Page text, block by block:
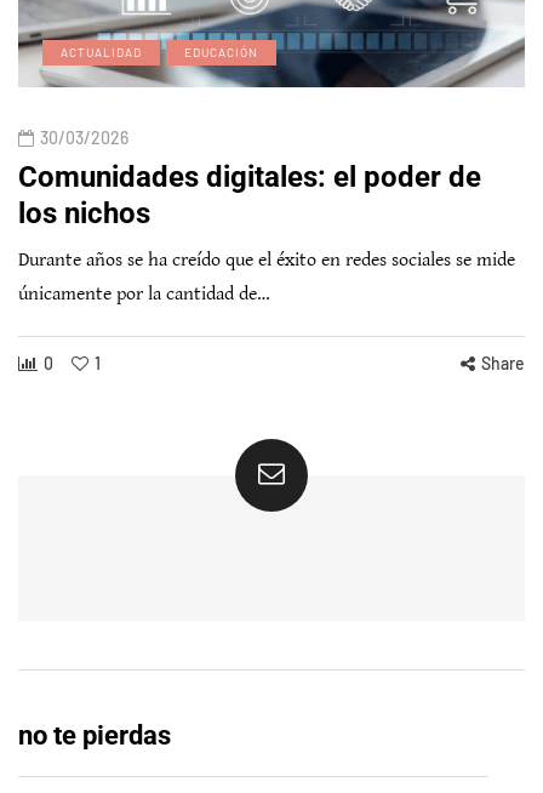
ACTUALIDAD EDUCACIÓN
30/03/2026
Comunidades digitales: el poder de
los nichos
Durante años se ha creído que el éxito en redes sociales se mide
únicamente por la cantidad de…
0 1 Share
no te pierdas